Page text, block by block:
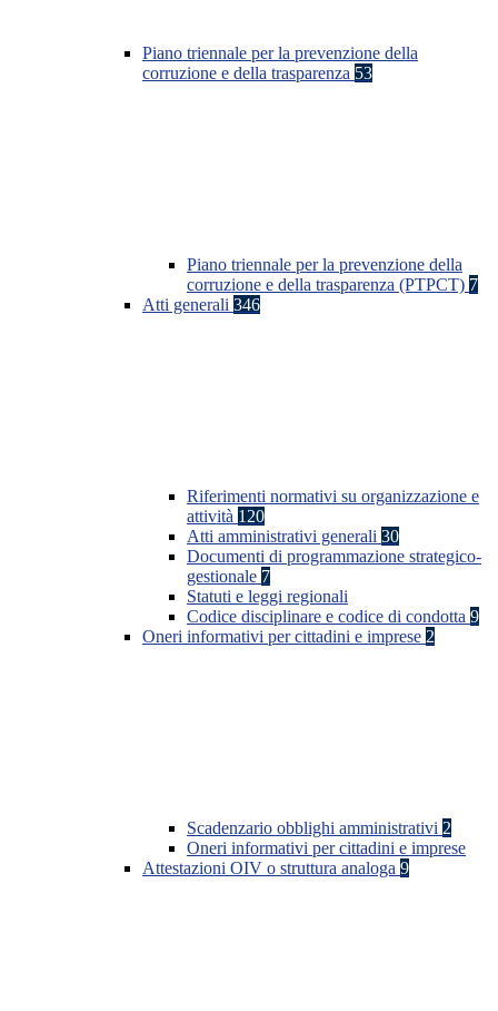
Piano triennale per la prevenzione della
corruzione e della trasparenza 53
Piano triennale per la prevenzione della
corruzione e della trasparenza (PTPCT) 7
Atti generali 346
Riferimenti normativi su organizzazione e
attività 120
Atti amministrativi generali 30
Documenti di programmazione strategico-
gestionale 7
Statuti e leggi regionali
Codice disciplinare e codice di condotta 9
Oneri informativi per cittadini e imprese 2
Scadenzario obblighi amministrativi 2
Oneri informativi per cittadini e imprese
Attestazioni OIV o struttura analoga 9